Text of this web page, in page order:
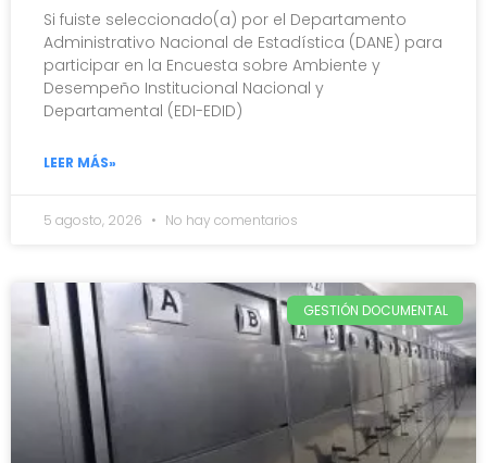
Si fuiste seleccionado(a) por el Departamento
Administrativo Nacional de Estadística (DANE) para
participar en la Encuesta sobre Ambiente y
Desempeño Institucional Nacional y
Departamental (EDI-EDID)
LEER MÁS»
5 agosto, 2026 No hay comentarios
GESTIÓN DOCUMENTAL